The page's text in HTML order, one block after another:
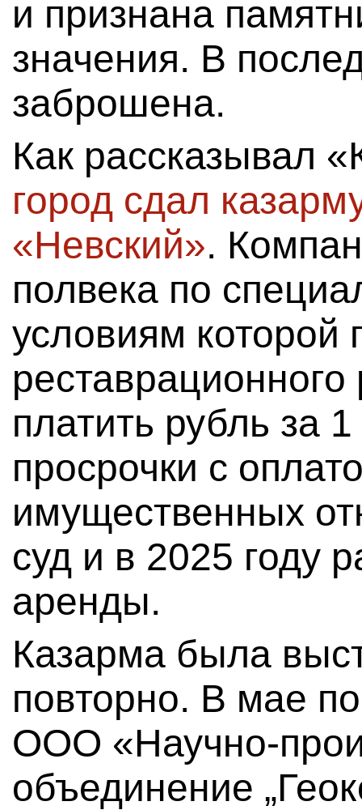
и признана
значения. В
заброшена.
Как рассказывал
город сдал
«Невский».
полвека по
условиям которой
платить рубль за
просрочки с
имущественных
суд и в 2025 году
аренды.
Казарма была
повторно. В мае
ООО «Научно-
объединение